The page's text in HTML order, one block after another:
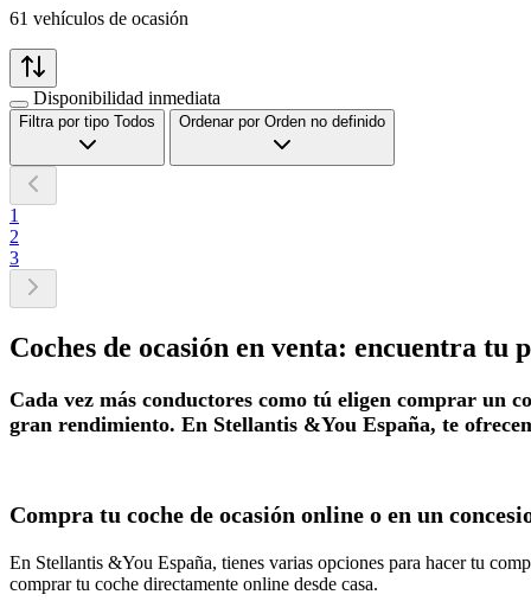
61 vehículos de ocasión
Disponibilidad inmediata
Filtra por tipo Todos Ordenar por Orden no definido
1
2
3
Coches de ocasión en venta: encuentra tu
Cada vez más conductores como tú eligen comprar un
gran rendimiento. En Stellantis &You España, te
Compra tu coche de ocasión online o en un
En Stellantis &You España, tienes varias opciones para hacer tu
comprar tu coche directamente online desde casa.